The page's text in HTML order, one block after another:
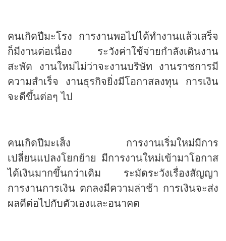
คนเกิดปีมะโรง การงานพอไปได้ทำงานแล้วเสร็จ
ก็มีงานต่อเนื่อง ระวังค่าใช้จ่ายกำลังเดินงาน
สะพัด งานใหม่ไม่ว่าจะงานบริษัท งานราชการมี
ความสำเร็จ งานธุรกิจยิ่งมีโอกาสลงทุน การเงิน
จะดีขึ้นต่อๆ ไป
คนเกิดปีมะเส็ง การงานเริ่มใหม่มีการ
เปลี่ยนแปลงโยกย้าย มีการงานใหม่เข้ามาโอกาส
ได้เงินมากขึ้นกว่าเดิม ระมัดระวังเรื่องสัญญา
การงานการเงิน ตกลงมีความล่าช้า การเงินจะส่ง
ผลดีต่อไปกับตัวเองและอนาคต